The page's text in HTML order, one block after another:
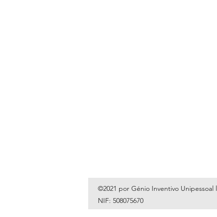
©2021 por Génio Inventivo Unipessoal
NIF: 508075670